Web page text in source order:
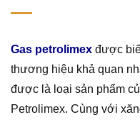
Gas petrolimex được
thương hiệu khả quan
được là loại sản phẩm
Petrolimex. Cùng với